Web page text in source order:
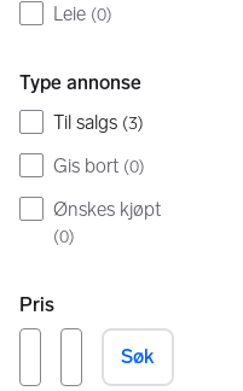
Leie (0)
Type annonse
Til salgs (3)
Gis bort (0)
Ønskes kjøpt
(0)
Pris
Søk